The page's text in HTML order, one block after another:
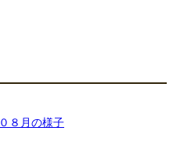
０８月の様子